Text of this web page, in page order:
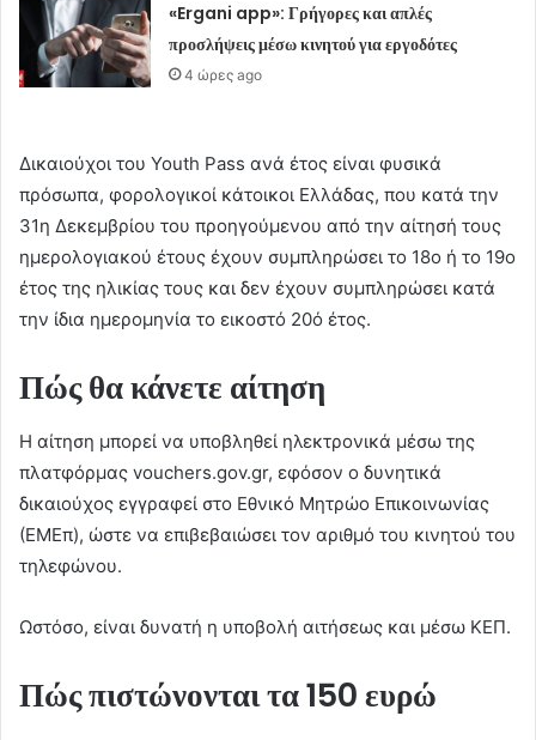
«Ergani app»: Γρήγορες και απλές
προσλήψεις μέσω κινητού για εργοδότες
4 ώρες ago
Δικαιούχοι του Youth Pass ανά έτος είναι φυσικά
πρόσωπα, φορολογικοί κάτοικοι Ελλάδας, που κατά την
31η Δεκεμβρίου του προηγούμενου από την αίτησή τους
ημερολογιακού έτους έχουν συμπληρώσει το 18ο ή το 19ο
έτος της ηλικίας τους και δεν έχουν συμπληρώσει κατά
την ίδια ημερομηνία το εικοστό 20ό έτος.
Πώς θα κάνετε αίτηση
Η αίτηση μπορεί να υποβληθεί ηλεκτρονικά μέσω της
πλατφόρμας vouchers.gov.gr, εφόσον ο δυνητικά
δικαιούχος εγγραφεί στο Εθνικό Μητρώο Επικοινωνίας
(ΕΜΕπ), ώστε να επιβεβαιώσει τον αριθμό του κινητού του
τηλεφώνου.
Ωστόσο, είναι δυνατή η υποβολή αιτήσεως και μέσω ΚΕΠ.
Πώς πιστώνονται τα 150 ευρώ